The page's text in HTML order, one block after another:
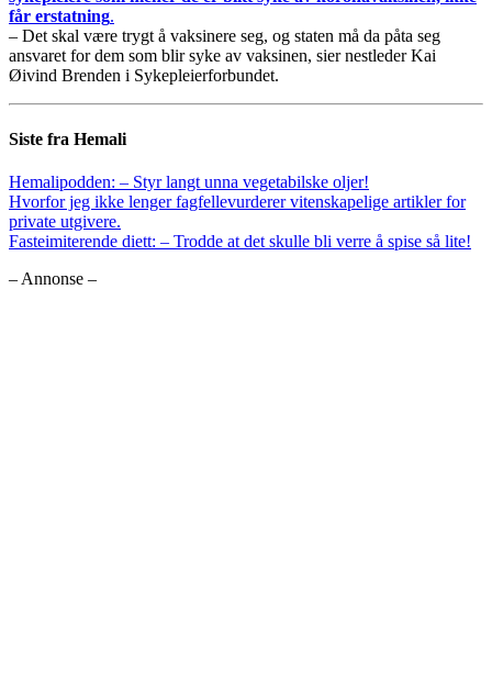
får erstatning.
– Det skal være trygt å vaksinere seg, og staten må da påta seg
ansvaret for dem som blir syke av vaksinen, sier nestleder Kai
Øivind Brenden i Sykepleierforbundet.
Siste fra Hemali
Hemalipodden: – Styr langt unna vegetabilske oljer!
Hvorfor jeg ikke lenger fagfellevurderer vitenskapelige artikler for
private utgivere.
Fasteimiterende diett: – Trodde at det skulle bli verre å spise så lite!
– Annonse –